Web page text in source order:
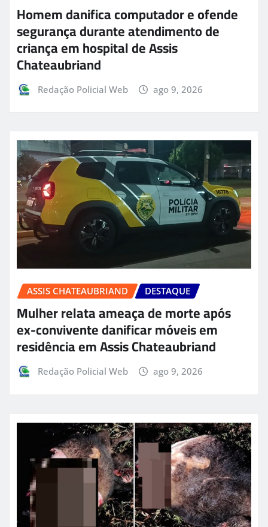
Homem danifica computador e ofende
segurança durante atendimento de
criança em hospital de Assis
Chateaubriand
Redação Policial Web ago 9, 2026
ASSIS CHATEAUBRIAND DESTAQUE
Mulher relata ameaça de morte após
ex-convivente danificar móveis em
residência em Assis Chateaubriand
Redação Policial Web ago 9, 2026